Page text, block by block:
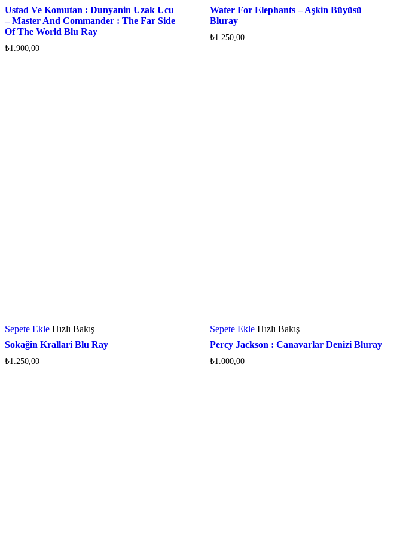
Ustad Ve Komutan : Dunyanin Uzak Ucu
– Master And Commander : The Far Side
Of The World Blu Ray
₺1.900,00
Water For Elephants – Aşkin Büyüsü
Bluray
₺1.250,00
Sepete Ekle Hızlı Bakış
Sokağin Krallari Blu Ray
₺1.250,00
Sepete Ekle Hızlı Bakış
Percy Jackson : Canavarlar Denizi Bluray
₺1.000,00